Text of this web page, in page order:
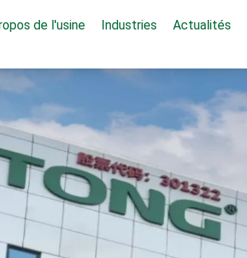
de l'usine Industries Actualités